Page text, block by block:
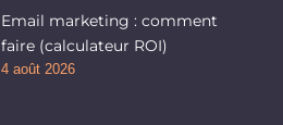
Email marketing : comment
faire (calculateur ROI)
4 août 2026